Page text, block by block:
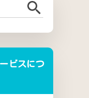
ビスにつ